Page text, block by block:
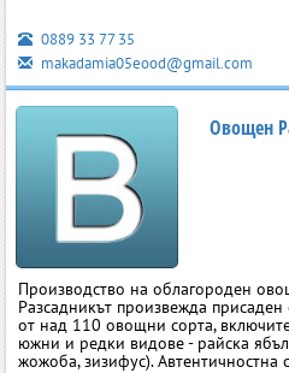
0889 33 77 35
makadamia05eood@gmail.com
Овощен
Производство на облагороден
Разсадникът произвежда
от над 110 овощни сорта,
южни и редки видове - райска
жожоба, зизифус). Автентичностна